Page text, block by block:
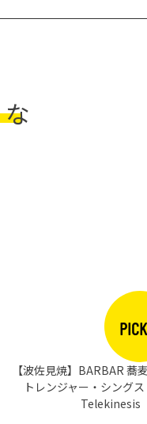
な
【波佐見焼】BARBAR
トレンジャー・シング
Telekinesis